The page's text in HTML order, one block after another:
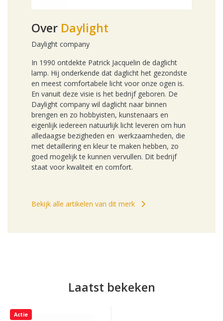
Over Daylight
Daylight company
In 1990 ontdekte Patrick Jacquelin de daglicht
lamp. Hij onderkende dat daglicht het gezondste
en meest comfortabele licht voor onze ogen is.
En vanuit deze visie is het bedrijf geboren. De
Daylight company wil daglicht naar binnen
brengen en zo hobbyisten, kunstenaars en
eigenlijk iedereen natuurlijk licht leveren om hun
alledaagse bezigheden en werkzaamheden, die
met detaillering en kleur te maken hebben, zo
goed mogelijk te kunnen vervullen. Dit bedrijf
staat voor kwaliteit en comfort.
Bekijk alle artikelen van dit merk
Laatst bekeken
Actie